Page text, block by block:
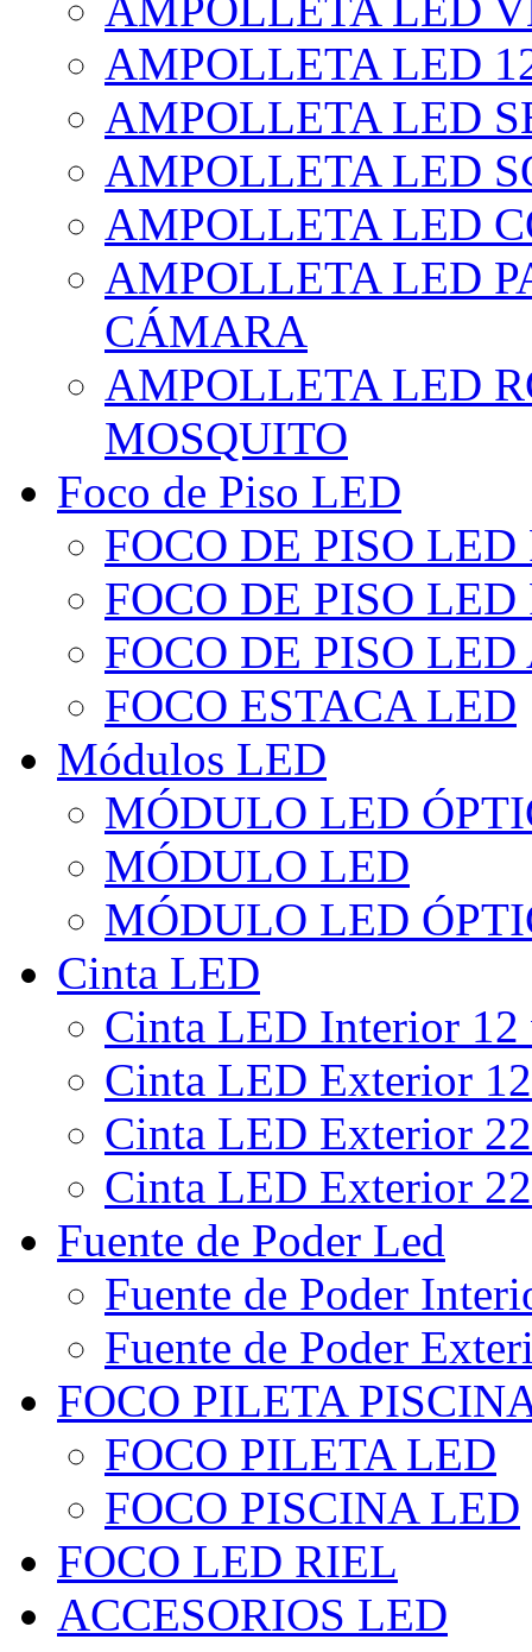
AMPOLLETA LED
AMPOLLETA LED
AMPOLLETA LED
AMPOLLETA LED
AMPOLLETA LED
CÁMARA
AMPOLLETA LED
MOSQUITO
Foco de Piso LED
FOCO DE PISO
FOCO DE PISO
FOCO DE PISO
FOCO ESTACA LED
Módulos LED
MÓDULO LED
MÓDULO LED
MÓDULO LED
Cinta LED
Cinta LED Interior
Cinta LED Exterior
Cinta LED Exterior
Cinta LED Exterior
Fuente de Poder Led
Fuente de Poder
Fuente de Poder
FOCO PILETA
FOCO PILETA LED
FOCO PISCINA LED
FOCO LED RIEL
ACCESORIOS LED